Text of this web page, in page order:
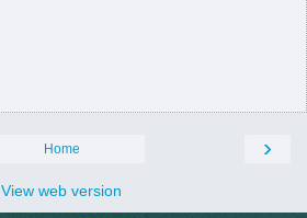
›
Home
View web version